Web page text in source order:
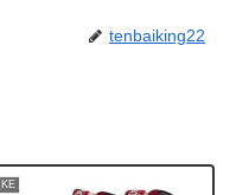
tenbaiking22